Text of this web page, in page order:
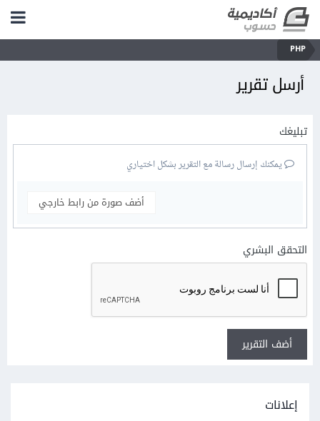
PHP
أرسل تقرير
تبليغك
يمكنك إرسال رسالة مع التقرير بشكل اختياري
أضف صورة من رابط خارجي
التحقق البشري
أضف التقرير
إعلانات